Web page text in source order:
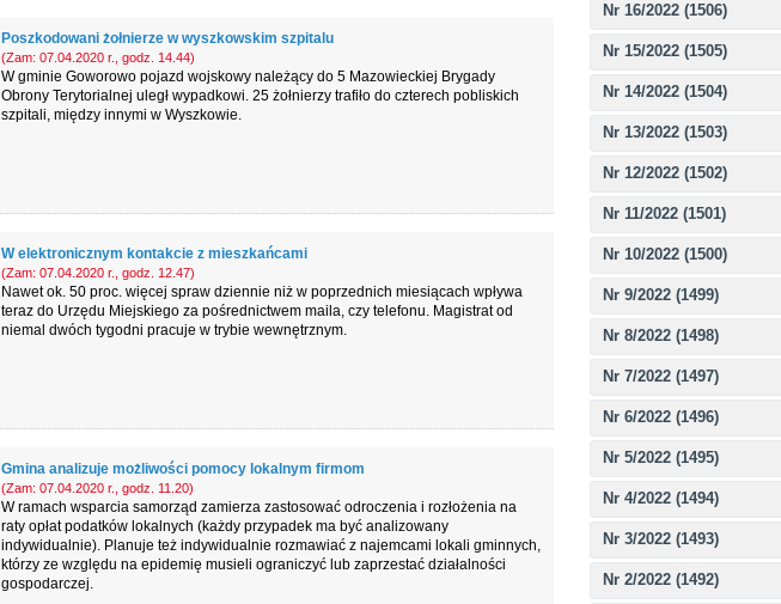
Nr 16/2022 (1506)
Nr 15/2022 (1505)
Nr 14/2022 (1504)
Nr 13/2022 (1503)
Nr 12/2022 (1502)
Nr 11/2022 (1501)
Nr 10/2022 (1500)
Nr 9/2022 (1499)
Nr 8/2022 (1498)
Nr 7/2022 (1497)
Nr 6/2022 (1496)
Nr 5/2022 (1495)
Nr 4/2022 (1494)
Nr 3/2022 (1493)
Nr 2/2022 (1492)
Poszkodowani żołnierze w wyszkowskim szpitalu
(Zam: 07.04.2020 r., godz. 14.44)
W gminie Goworowo pojazd wojskowy należący do 5 Mazowieckiej Brygady
Obrony Terytorialnej uległ wypadkowi. 25 żołnierzy trafiło do czterech pobliskich
szpitali, między innymi w Wyszkowie.
W elektronicznym kontakcie z mieszkańcami
(Zam: 07.04.2020 r., godz. 12.47)
Nawet ok. 50 proc. więcej spraw dziennie niż w poprzednich miesiącach wpływa
teraz do Urzędu Miejskiego za pośrednictwem maila, czy telefonu. Magistrat od
niemal dwóch tygodni pracuje w trybie wewnętrznym.
Gmina analizuje możliwości pomocy lokalnym firmom
(Zam: 07.04.2020 r., godz. 11.20)
W ramach wsparcia samorząd zamierza zastosować odroczenia i rozłożenia na
raty opłat podatków lokalnych (każdy przypadek ma być analizowany
indywidualnie). Planuje też indywidualnie rozmawiać z najemcami lokali gminnych,
którzy ze względu na epidemię musieli ograniczyć lub zaprzestać działalności
gospodarczej.